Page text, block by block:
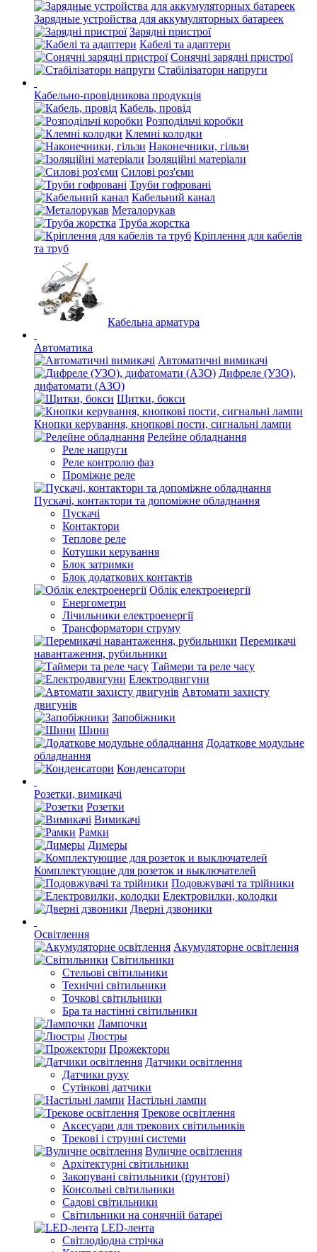
Зарядные устройства для аккумуляторных батареек
Зарядні пристрої
Кабелі та адаптери
Сонячні зарядні пристрої
Стабілізатори напруги
Кабельно-провідникова продукція
Кабель, провід
Розподільчі коробки
Клемні колодки
Наконечники, гільзи
Ізоляційні матеріали
Силові роз'єми
Труби гофровані
Кабельний канал
Металорукав
Труба жорстка
Кріплення для кабелів
та труб
Кабельна арматура
Автоматика
Автоматичні вимикачі
Дифреле (УЗО),
дифатомати (АЗО)
Щитки, бокси
Кнопки керування, кнопкові пости, сигнальні лампи
Релейне обладнання
Реле напруги
Реле контролю фаз
Проміжне реле
Пускачі, контактори та допоміжне обладнання
Пускачі
Контактори
Теплове реле
Котушки керування
Блок затримки
Блок додаткових контактів
Облік електроенергії
Енергометри
Лічильники електроенергії
Трансформатори струму
Перемикачі
навантаження, рубильники
Таймери та реле часу
Електродвигуни
Автомати захисту
двигунів
Запобіжники
Шини
Додаткове модульне
обладнання
Конденсатори
Розетки, вимикачі
Розетки
Вимикачі
Рамки
Димеры
Комплектующие для розеток и выключателей
Подовжувачі та трійники
Електровилки, колодки
Дверні дзвоники
Освітлення
Акумуляторне освітлення
Світильники
Стельові світильники
Технічні світильники
Точкові світильники
Бра та настінні світильники
Лампочки
Люстры
Прожектори
Датчики освітлення
Датчики руху
Сутінкові датчики
Настільні лампи
Трекове освітлення
Аксесуари для трекових світильників
Трекові і струнні системи
Вуличне освітлення
Архітектурні світильники
Закопувані світильники (ґрунтові)
Консольні світильники
Садові світильники
Світильники на сонячній батареї
LED-лента
Світлодіодна стрічка